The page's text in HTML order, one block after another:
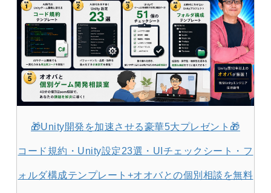
🎁Unity開発を加速させる豪華5大プレゼント🎁
コード規約・Unity設定23選・UIチェックシート・フ
ォルダ構成テンプレート+オオバとの個別相談を無料